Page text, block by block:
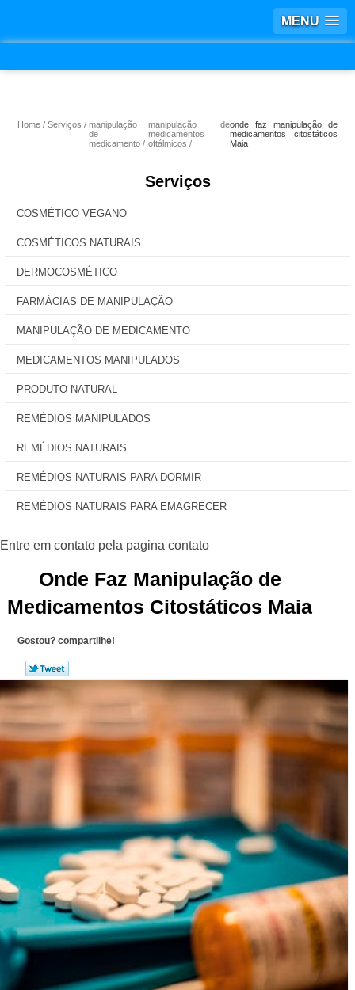
MENU
Home Serviços
manipulação
de
medicamento
manipulação de
medicamentos
oftálmicos
onde faz manipulação de
medicamentos citostáticos
Maia
Serviços
COSMÉTICO VEGANO
COSMÉTICOS NATURAIS
DERMOCOSMÉTICO
FARMÁCIAS DE MANIPULAÇÃO
MANIPULAÇÃO DE MEDICAMENTO
MEDICAMENTOS MANIPULADOS
PRODUTO NATURAL
REMÉDIOS MANIPULADOS
REMÉDIOS NATURAIS
REMÉDIOS NATURAIS PARA DORMIR
REMÉDIOS NATURAIS PARA EMAGRECER
Onde Faz Manipulação de
Medicamentos Citostáticos Maia
Gostou? compartilhe!